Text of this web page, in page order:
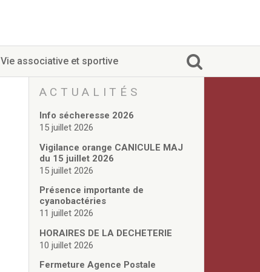
Vie associative et sportive
ACTUALITÉS
Info sécheresse 2026
15 juillet 2026
Vigilance orange CANICULE MAJ
du 15 juillet 2026
15 juillet 2026
Présence importante de
cyanobactéries
11 juillet 2026
HORAIRES DE LA DECHETERIE
10 juillet 2026
Fermeture Agence Postale